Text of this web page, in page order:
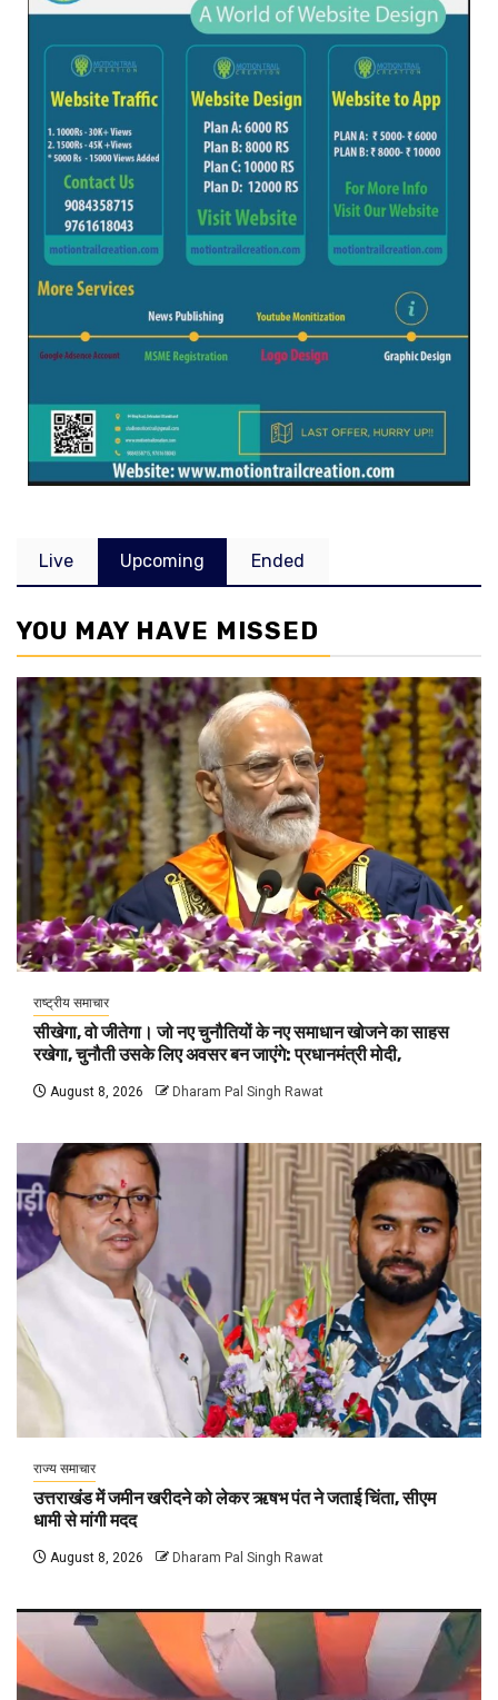
Live Upcoming Ended
YOU MAY HAVE MISSED
राष्ट्रीय समाचार
सीखेगा, वो जीतेगा। जो नए चुनौतियों के नए समाधान खोजने का साहस
रखेगा, चुनौती उसके लिए अवसर बन जाएंगे: प्रधानमंत्री मोदी,
August 8, 2026 Dharam Pal Singh Rawat
राज्य समाचार
उत्तराखंड में जमीन खरीदने को लेकर ऋषभ पंत ने जताई चिंता, सीएम
धामी से मांगी मदद
August 8, 2026 Dharam Pal Singh Rawat